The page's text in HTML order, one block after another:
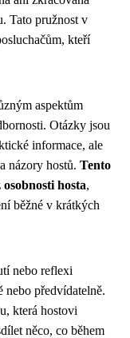
Tato pružnost v
kteří
aspektům
Otázky jsou
informace, ale
názory hostů. Tento
hosta,
běžné v krátkých
nebo reflexi
nebo předvídatelně.
která hostovi
něco, co během